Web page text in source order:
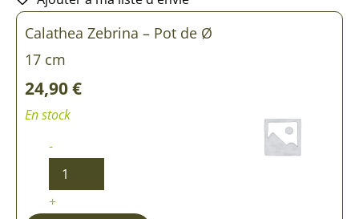
Calathea Zebrina – Pot de Ø
17 cm
24,90€
En stock
-
de
Zebrina
+
de
Zebrina